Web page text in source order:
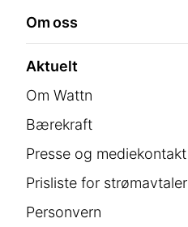
Om oss
Aktuelt
Om Wattn
Bærekraft
Presse og mediekontakt
Prisliste for strømavtaler
Personvern